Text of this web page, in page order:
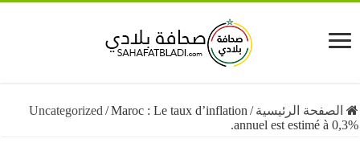
الرئيسية /
Uncategorized/Maroc : Le taux d’inflation
annuel est estimé